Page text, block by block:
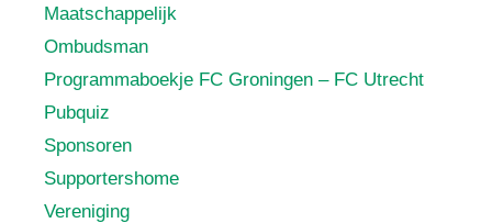
Maatschappelijk
Ombudsman
Programmaboekje FC Groningen – FC Utrecht
Pubquiz
Sponsoren
Supportershome
Vereniging